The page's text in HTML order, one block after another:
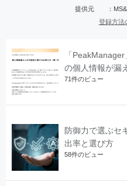
提供元 ：
登録方法
「
の個人情報が漏
71件のビュー
防御力で選ぶセ
出率と選び方
58件のビュー